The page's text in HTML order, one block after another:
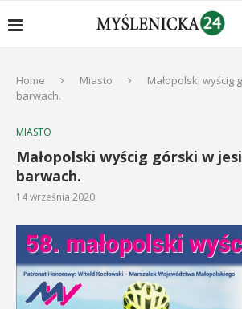
Home Miasto
Małopolski wyścig
barwach.
MIASTO
Małopolski wyścig górski w
barwach.
14 września 2020